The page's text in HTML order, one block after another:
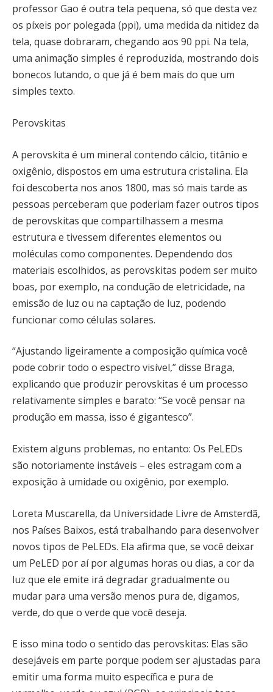
professor Gao é outra tela pequena, só que desta vez
os píxeis por polegada (ppi), uma medida da nitidez da
tela, quase dobraram, chegando aos 90 ppi. Na tela,
uma animação simples é reproduzida, mostrando dois
bonecos lutando, o que já é bem mais do que um
simples texto.
Perovskitas
A perovskita é um mineral contendo cálcio, titânio e
oxigênio, dispostos em uma estrutura cristalina. Ela
foi descoberta nos anos 1800, mas só mais tarde as
pessoas perceberam que poderiam fazer outros tipos
de perovskitas que compartilhassem a mesma
estrutura e tivessem diferentes elementos ou
moléculas como componentes. Dependendo dos
materiais escolhidos, as perovskitas podem ser muito
boas, por exemplo, na condução de eletricidade, na
emissão de luz ou na captação de luz, podendo
funcionar como células solares.
“Ajustando ligeiramente a composição química você
pode cobrir todo o espectro visível,” disse Braga,
explicando que produzir perovskitas é um processo
relativamente simples e barato: “Se você pensar na
produção em massa, isso é gigantesco”.
Existem alguns problemas, no entanto: Os PeLEDs
são notoriamente instáveis – eles estragam com a
exposição à umidade ou oxigênio, por exemplo.
Loreta Muscarella, da Universidade Livre de Amsterdã,
nos Países Baixos, está trabalhando para desenvolver
novos tipos de PeLEDs. Ela afirma que, se você deixar
um PeLED por aí por algumas horas ou dias, a cor da
luz que ele emite irá degradar gradualmente ou
mudar para uma versão menos pura de, digamos,
verde, do que o verde que você deseja.
E isso mina todo o sentido das perovskitas: Elas são
desejáveis em parte porque podem ser ajustadas para
emitir uma forma muito específica e pura de